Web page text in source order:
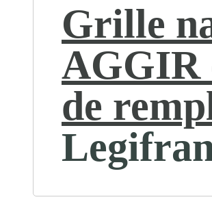
Grille
AGGIR
de